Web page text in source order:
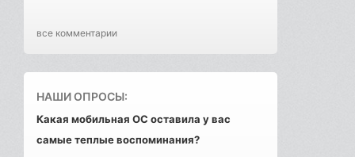
все комментарии
НАШИ ОПРОСЫ:
Какая мобильная ОС оставила у вас
самые теплые воспоминания?